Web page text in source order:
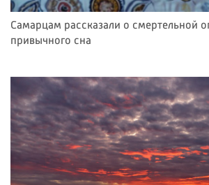
Самарцам рассказали о смертельной
привычного сна